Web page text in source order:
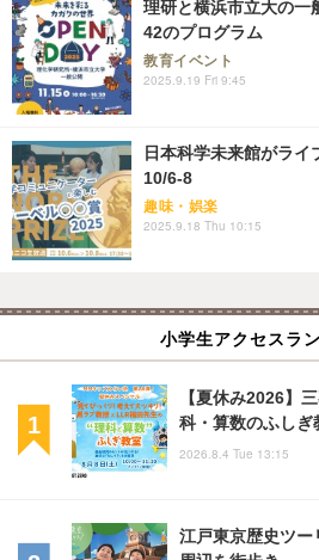
理研と横浜市立大の
42のプログラム
教育イベント
2025.9.19 Fri 9:45
日本科学未来館がライ
10/6-8
趣味・娯楽
2025.9.18 Thu 10:15
小学生アクセスラ
【夏休み2026】
科・算数のふしぎ
2026.8.4 Tue 13:15
江戸東京歴史ツー